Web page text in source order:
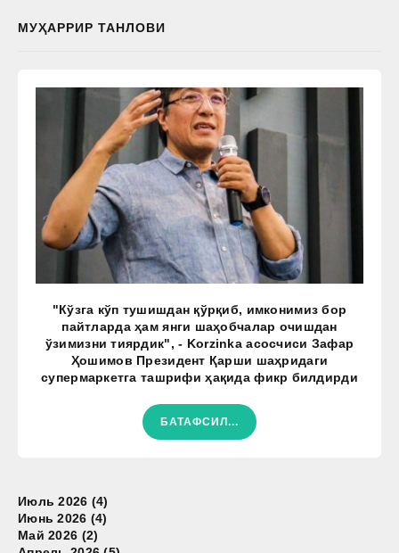
МУҲАРРИР ТАНЛОВИ
"Кўзга кўп тушишдан қўрқиб, имконимиз бор
пайтларда ҳам янги шаҳобчалар очишдан
ўзимизни тиярдик", - Korzinka асосчиси Зафар
Ҳошимов Президент Қарши шаҳридаги
супермаркетга ташрифи ҳақида фикр билдирди
БАТАФСИЛ...
Июль 2026 (4)
Июнь 2026 (4)
Май 2026 (2)